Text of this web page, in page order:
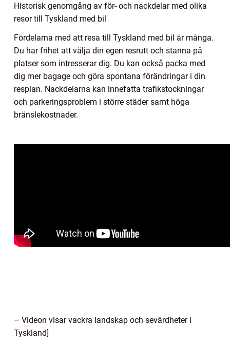
Historisk genomgång av för- och nackdelar med olika
resor till Tyskland med bil
Fördelarna med att resa till Tyskland med bil är många.
Du har frihet att välja din egen resrutt och stanna på
platser som intresserar dig. Du kan också packa med
dig mer bagage och göra spontana förändringar i din
resplan. Nackdelarna kan innefatta trafikstockningar
och parkeringsproblem i större städer samt höga
bränslekostnader.
– Videon visar vackra landskap och sevärdheter i
Tyskland]